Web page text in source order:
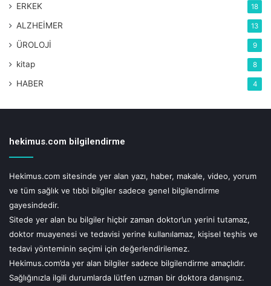
Çocuklar için de çok yararlı
Aşırıya kaçmamak şartıyla kavun her öğün tüketilebilir.
Kavun kahvaltıda tüketilebileceği gibi yemeklerden sonra
ve tokluk hissi vermesi nedeniyle ara öğün olarak tercih
edilebilir.
ERKEK 18
ALZHEİMER 13
ÜROLOJİ 9
kitap 8
HABER 4
hekimus.com bilgilendirme
Hekimus.com sitesinde yer alan yazı, haber, makale, video, yorum
ve tüm sağlık ve tıbbi bilgiler sadece genel bilgilendirme
gayesindedir.
Sitede yer alan bu bilgiler hiçbir zaman doktor’un yerini tutamaz,
doktor muayenesi ve tedavisi yerine kullanılamaz, kişisel teşhis ve
tedavi yönteminin seçimi için değerlendirilemez.
Hekimus.com’da yer alan bilgiler sadece bilgilendirme amaçlıdır.
Sağlığınızla ilgili durumlarda lütfen uzman bir doktora danışınız.